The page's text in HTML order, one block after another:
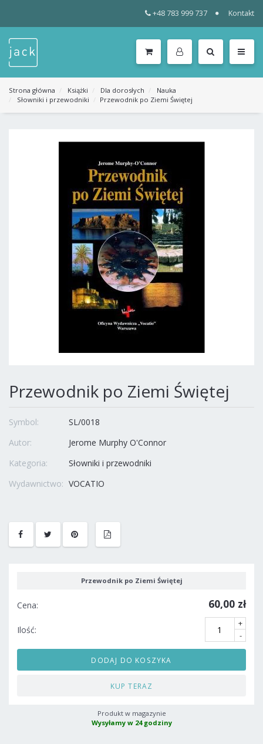
+48 783 999 737 Kontakt
KATEGORIE
MENU
Strona główna Książki Dla dorosłych
Nauka
Słowniki i przewodniki
Przewodnik po Ziemi Świętej
Przewodnik po Ziemi Świętej
Symbol:
SL/0018
Autor:
Jerome Murphy O'Connor
Kategoria:
Słowniki i przewodniki
Wydawnictwo: VOCATIO
Przewodnik po Ziemi Świętej
Cena: 60,00 zł
Ilość:
+
-
DODAJ DO KOSZYKA
KUP TERAZ
Produkt w magazynie
Wysyłamy w 24 godziny